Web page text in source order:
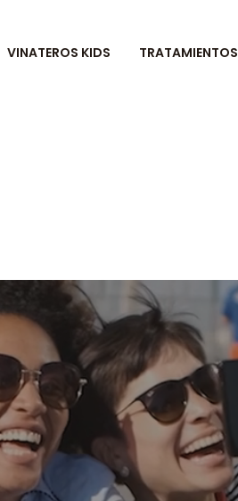
VINATEROS KIDS TRATAMIENTOS